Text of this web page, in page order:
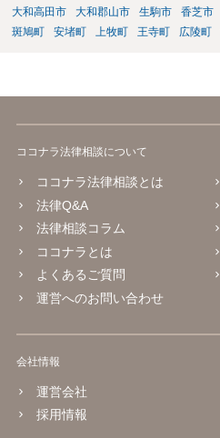
大和高田市
大和郡山市 生駒市 香芝市
斑鳩町
安堵町 上牧町 王寺町 広陵町
ココナラ法律相談について
ココナラ法律相談とは
法律Q&A
法律相談コラム
ココナラとは
よくあるご質問
運営へのお問い合わせ
会社情報
運営会社
採用情報